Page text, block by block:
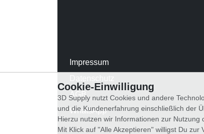
Impressum
AGB
WhatsApp
Cookie-Einwilligung
3D Supply nutzt Cookies und andere
und die Kundenerfahrung einschließlich der
Hierzu nutzen wir Informationen zur Nutzung
Mit Klick auf "Alle Akzeptieren" willigst Du